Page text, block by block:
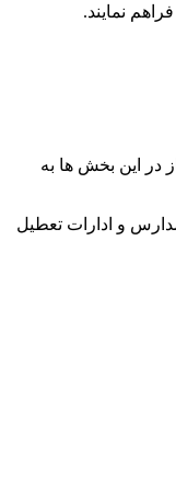
نمایند.
یابد تا مشکل افت و یا قطعی گاز در این بخش ها به
و ادارات تعطیل